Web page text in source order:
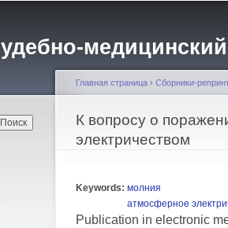
Вы здесь
Главная страница › Сборники-
К вопросу о
электричеством
Keywords: молния
атмосферное
Publication in electronic